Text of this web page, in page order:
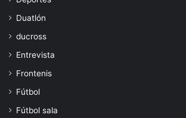
Duatlón
ducross
Entrevista
Frontenis
Fútbol
Fútbol sala